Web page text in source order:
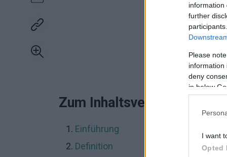
information
further
Please
information
deny
in below
I want
Opted
Zum Inhaltsverzeichnis
Einführung
Definition